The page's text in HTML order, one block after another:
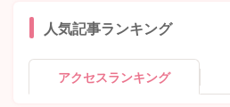
人気記事ランキング
アクセスランキング